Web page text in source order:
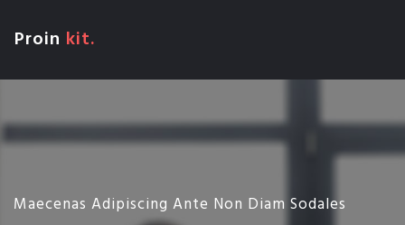
Proin kit.
Maecenas Adipiscing Ante Non Diam Sodales